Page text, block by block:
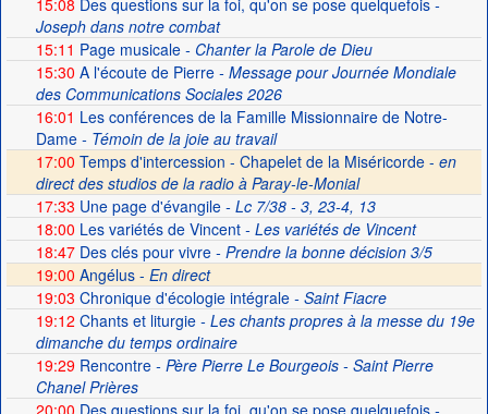
15:08 Des questions sur la foi, qu'on se pose quelquefois-
Joseph dans notre combat
15:11 Page musicale- Chanter la Parole de Dieu
15:30 A l'écoute de Pierre- Message pour Journée Mondiale
des Communications Sociales 2026
16:01 Les conférences de la Famille Missionnaire de Notre-
Dame- Témoin de la joie au travail
17:00 Temps d'intercession - Chapelet de la Miséricorde - en
direct des studios de la radio à Paray-le-Monial
17:33 Une page d'évangile- Lc 7/38 - 3, 23-4, 13
18:00 Les variétés de Vincent- Les variétés de Vincent
18:47Des clés pour vivre- Prendre la bonne décision 3/5
19:00 Angélus - En direct
19:03 Chronique d'écologie intégrale- Saint Fiacre
19:12 Chants et liturgie- Les chants propres à la messe du 19e
dimanche du temps ordinaire
19:29Rencontre- Père Pierre Le Bourgeois - Saint Pierre
Chanel Prières
20:00 Des questions sur la foi, qu'on se pose quelquefois-